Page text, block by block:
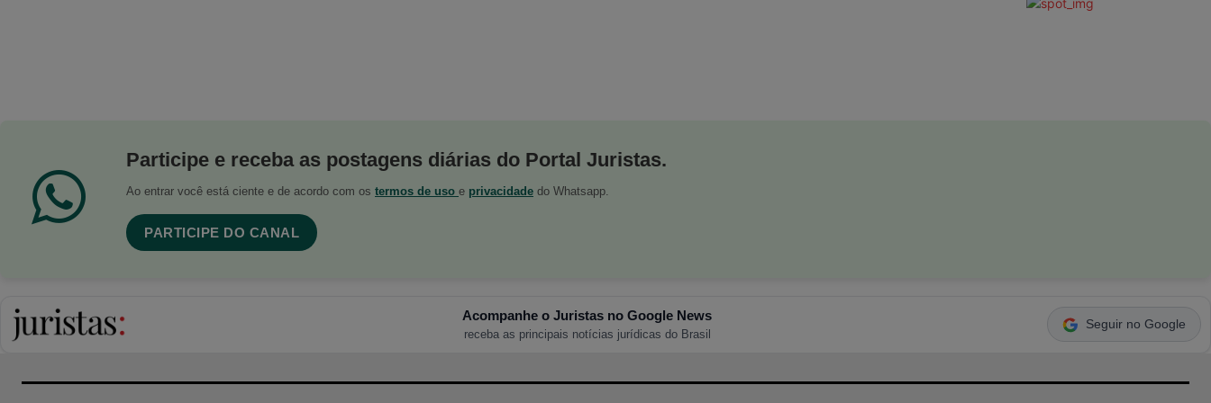
Participe e receba as postagens diárias do Portal Juristas.
Ao entrar você está ciente e de acordo com os termos de uso e privacidade do Whatsapp.
PARTICIPE DO CANAL
Acompanhe o Juristas no Google News
receba as principais notícias jurídicas do Brasil
Seguir no Google